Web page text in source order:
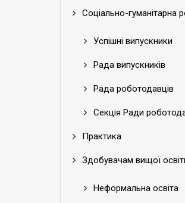
Соціально-гуманітарна
Успішні випускники
Рада випускників
Рада роботодавців
Секція Ради
Практика
Здобувачам вищої
Неформальна освіта